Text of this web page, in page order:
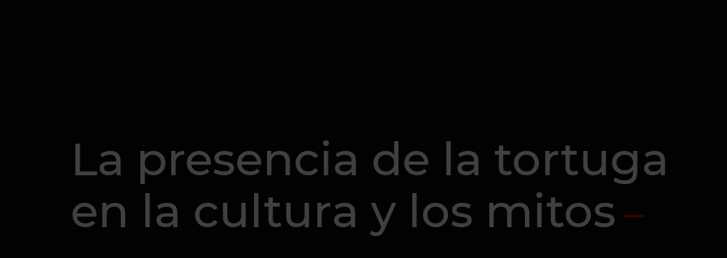
La presencia de la tortuga
en la cultura y los mitos